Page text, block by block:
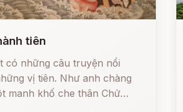
tiên
có những câu truyện nổi
vị tiên. Như anh chàng
manh khố che thân Chử